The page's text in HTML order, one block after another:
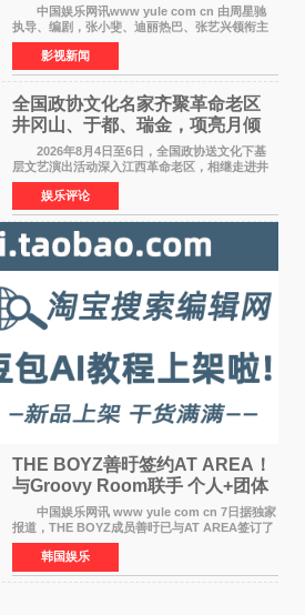
淀不灭初心
中国娱乐网讯www yule com cn 由周星驰
执导、编剧，张小斐、迪丽热巴、张艺兴领衔主
演，刘嘉玲、佐藤健特别出演，艾米、雪野、蔡
思贝、胡予安、倪好特别介绍的喜剧电影《功夫
女足》释出多谢你
影视新闻
全国政协文化名家齐聚革命老区
井冈山、于都、瑞金，项亮月倾
情献唱《桃花谣》致敬红色沃土
2026年8月4日至6日，全国政协送文化下基
层文艺演出活动深入江西革命老区，相继走进井
冈山、于都长征出发地、瑞金三地。由全国政协
文化文史和学习委员会副主任、甘肃省政协原主
席欧阳坚率团，一
娱乐评论
THE BOYZ善旴签约AT AREA！
与Groovy Room联手 个人+团体
活动并行
中国娱乐网讯 www yule com cn 7日据独家
报道，THE BOYZ成员善旴已与AT AREA签订了
专属合约。AT AREA是由知名制作人组合
Groovy Room创立的hip-hop厂牌，旗下拥有多
位实力派音乐人，在韩
韩国娱乐